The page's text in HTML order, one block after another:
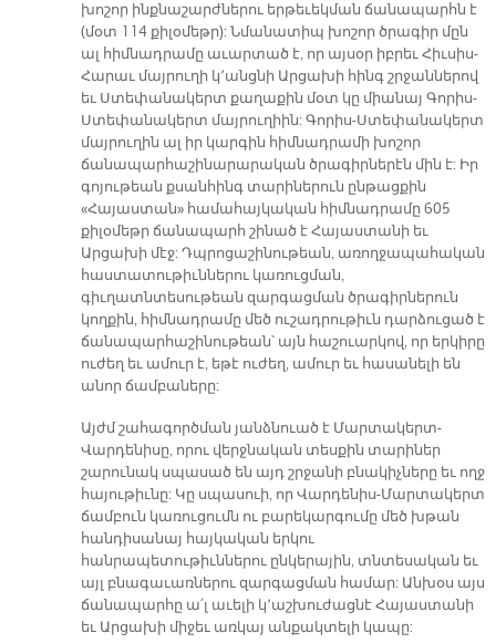
խոշոր ինքնաշարժներու երթեւեկման ճանապարհն է
(մօտ 114 քիլօմեթր): Նմանատիպ խոշոր ծրագիր մըն
ալ հիմնադրամը աւարտած է, որ այսօր իբրեւ Հիւսիս-
Հարաւ մայրուղի կ՚անցնի Արցախի հինգ շրջաններով
եւ Ստեփանակերտ քաղաքին մօտ կը միանայ Գորիս-
Ստեփանակերտ մայրուղիին: Գորիս-Ստեփանակերտ
մայրուղին ալ իր կարգին հիմնադրամի խոշոր
ճանապարհաշինարարական ծրագիրներէն մին է: Իր
գոյութեան քսանհինգ տարիներուն ընթացքին
«Հայաստան» համահայկական հիմնադրամը 605
քիլօմեթր ճանապարհ շինած է Հայաստանի եւ
Արցախի մէջ: Դպրոցաշինութեան, առողջապահական
հաստատութիւններու կառուցման,
գիւղատնտեսութեան զարգացման ծրագիրներուն
կողքին, հիմնադրամը մեծ ուշադրութիւն դարձուցած է
ճանապարհաշինութեան՝ այն հաշուարկով, որ երկիրը
ուժեղ եւ ամուր է, եթէ ուժեղ, ամուր եւ հասանելի են
անոր ճամբաները:
Այժմ շահագործման յանձնուած է Մարտակերտ-
Վարդենիսը, որու վերջնական տեսքին տարիներ
շարունակ սպասած են այդ շրջանի բնակիչները եւ ողջ
հայութիւնը: Կը սպասուի, որ Վարդենիս-Մարտակերտ
ճամբուն կառուցումն ու բարեկարգումը մեծ խթան
հանդիսանայ հայկական երկու
հանրապետութիւններու ընկերային, տնտեսական եւ
այլ բնագաւառներու զարգացման համար: Անխօս այս
ճանապարհը ա՛լ աւելի կ՚աշխուժացնէ Հայաստանի
եւ Արցախի միջեւ առկայ անքակտելի կապը: